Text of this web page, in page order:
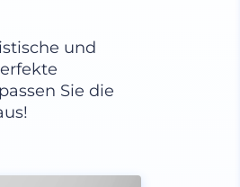
und
Sie die